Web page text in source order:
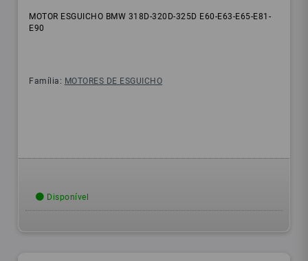
MOTOR ESGUICHO BMW 318D-320D-325D E60-E63-E65-E81-
E90
Família: MOTORES DE ESGUICHO
Disponível